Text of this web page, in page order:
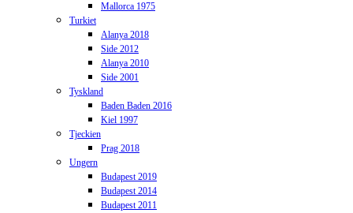
Mallorca 1975
Turkiet
Alanya 2018
Side 2012
Alanya 2010
Side 2001
Tyskland
Baden Baden 2016
Kiel 1997
Tjeckien
Prag 2018
Ungern
Budapest 2019
Budapest 2014
Budapest 2011